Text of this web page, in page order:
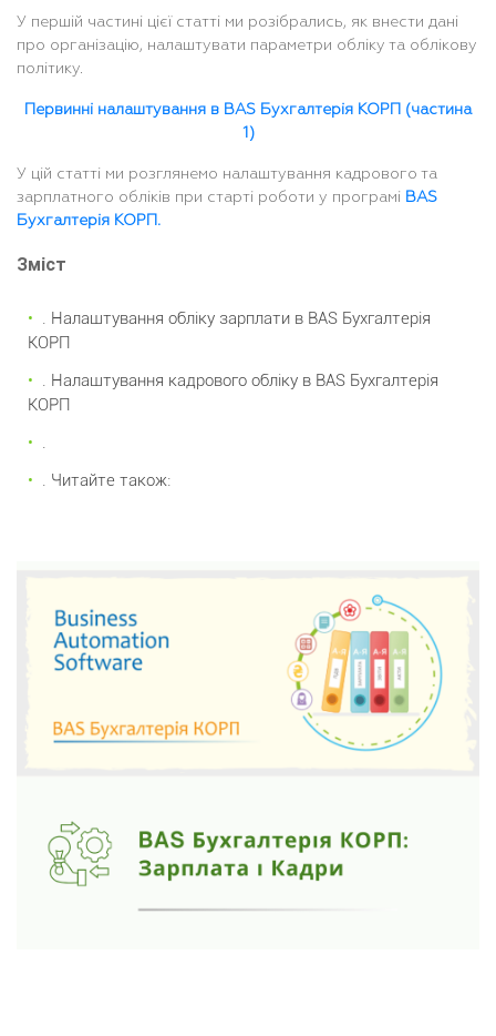
У першій частині цієї статті ми розібрались, як внести дані
про організацію, налаштувати параметри обліку та облікову
політику.
Первинні налаштування в BAS Бухгалтерія КОРП (частина
1)
У цій статті ми розглянемо налаштування кадрового та
зарплатного обліків при старті роботи у програмі BAS
Бухгалтерія КОРП.
Зміст
. Налаштування обліку зарплати в BAS Бухгалтерія
КОРП
. Налаштування кадрового обліку в BAS Бухгалтерія
КОРП
.
. Читайте також: